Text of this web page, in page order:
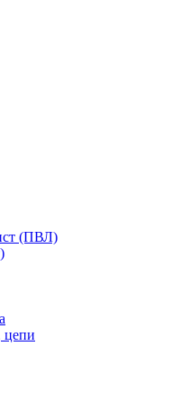
(ПВЛ)
цепи